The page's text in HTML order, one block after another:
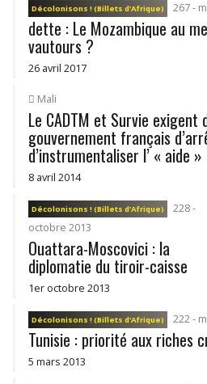
Décolonisons ! (Billets d’Afrique) 267 -
dette : Le Mozambique au
vautours ?
26 avril 2017
Mali
Le CADTM et Survie exigent
gouvernement français
d’instrumentaliser l’ « aide
8 avril 2014
Décolonisons ! (Billets d’Afrique)
228 -
octobre 2013
Ouattara-Moscovici : la
diplomatie du tiroir-caisse
1er octobre 2013
Décolonisons ! (Billets d’Afrique) 222 -
Tunisie : priorité aux riches
5 mars 2013